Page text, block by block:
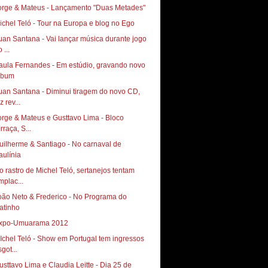
& Mateus - Lançamento "Duas Metades"
Teló - Tour na Europa e blog no Ego
Santana - Vai lançar música durante jogo
...
Fernandes - Em estúdio, gravando novo
Santana - Diminui tiragem do novo CD,
rev...
& Mateus e Gusttavo Lima - Bloco
S...
& Santiago - No carnaval de
rastro de Michel Teló, sertanejos tentam
Neto & Frederico - No Programa do
Umuarama 2012
Teló - Show em Portugal tem ingressos
Lima e Claudia Leitte - Dia 25 de